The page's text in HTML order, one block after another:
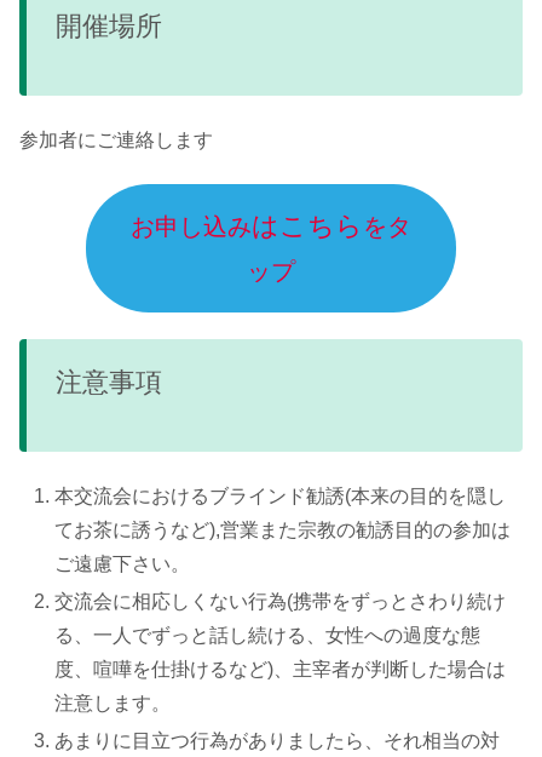
開催場所
参加者にご連絡します
お申し込みはこちら をタ
ップ
注意事項
本交流会におけるブラインド勧誘(本来の目的を隠し
てお茶に誘うなど),営業また宗教の勧誘目的の参加は
ご遠慮下さい。
交流会に相応しくない行為(携帯をずっとさわり続け
る、一人でずっと話し続ける、女性への過度な態
度、喧嘩を仕掛けるなど)、主宰者が判断した場合は
注意します。
あまりに目立つ行為がありましたら、それ相当の対